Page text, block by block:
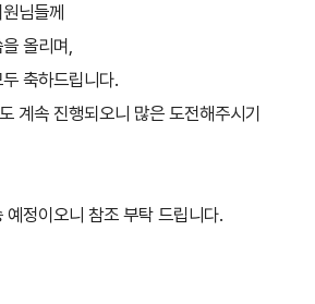
님들께
올리며,
축하드립니다.
계속 진행되오니 많은 도전해주시기
정이오니 참조 부탁 드립니다.